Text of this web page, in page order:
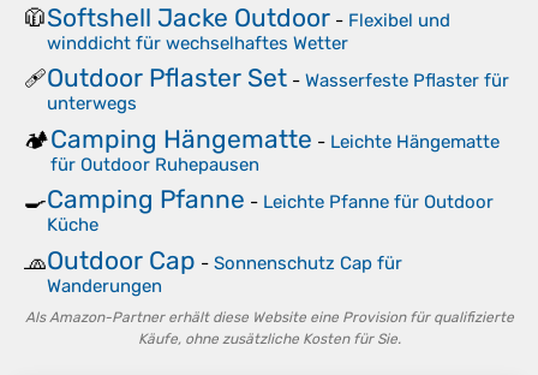
🧥Softshell Jacke Outdoor - Flexibel und
winddicht für wechselhaftes Wetter
🩹Outdoor Pflaster Set - Wasserfeste Pflaster für
unterwegs
🏕️Camping Hängematte - Leichte Hängematte
für Outdoor Ruhepausen
🍳Camping Pfanne - Leichte Pfanne für Outdoor
Küche
🧢Outdoor Cap - Sonnenschutz Cap für
Wanderungen
Als Amazon-Partner erhält diese Website eine Provision für qualifizierte
Käufe, ohne zusätzliche Kosten für Sie.